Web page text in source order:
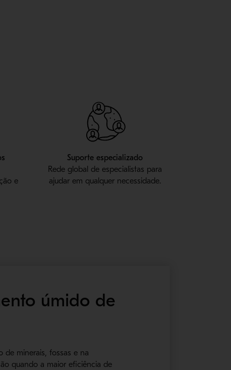
e
Suporte especializado
Rede global de especialistas para
ajudar em qualquer necessidade.
úmido de
de minerais, fossas e na
quando a maior eficiência de